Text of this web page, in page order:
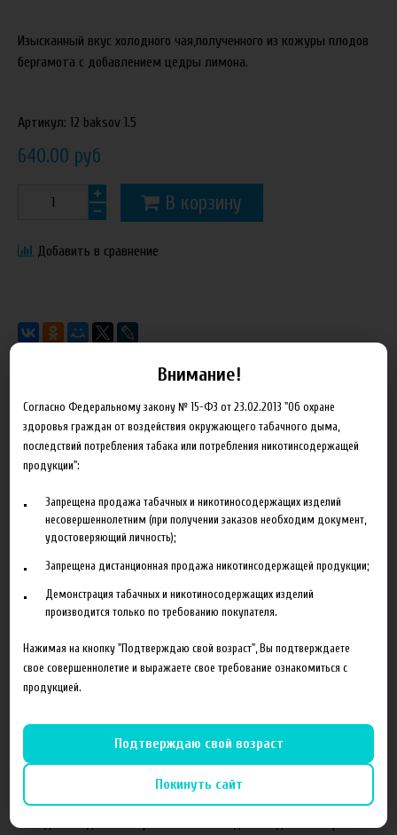
Изысканный вкус холодного чая,полученного из кожуры плодов
бергамота с добавлением цедры лимона.
Артикул: 12 baksov 1.5
640.00 руб
В корзину
Добавить в сравнение
Характеристики Отзывы
Объем
Сопутствующие товары
640 руб
Внимание!
Согласно Федеральному закону № 15-ФЗ от 23.02.2013 "Об охране
здоровья граждан от воздействия окружающего табачного дыма,
последствий потребления табака или потребления никотинсодержащей
продукции":
Запрещена продажа табачных и никотиносодержащих изделий
несовершеннолетним (при получении заказов необходим документ,
удостоверяющий личность);
Запрещена дистанционная продажа никотинсодержащей продукции;
Демонстрация табачных и никотиносодержащих изделий
производится только по требованию покупателя.
Нажимая на кнопку "Подтверждаю свой возраст", Вы подтверждаете
свое совершеннолетие и выражаете свое требование ознакомиться с
продукцией.
Подтверждаю свой возраст
Покинуть сайт